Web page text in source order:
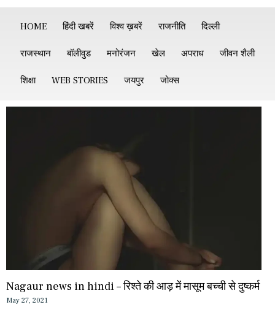
HOME हिंदी खबरें विश्व ख़बरें राजनीति दिल्ली
राजस्थान बॉलीवुड मनोरंजन खेल अपराध जीवन शैली
शिक्षा WEB STORIES जयपुर जोक्स
Nagaur news in hindi – रिश्ते की आड़ में मासूम बच्ची से दुष्कर्म
May 27, 2021